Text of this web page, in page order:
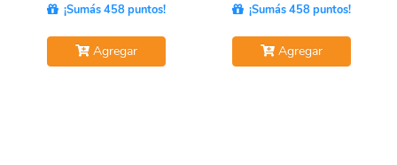
¡Sumás 458 puntos!
Agregar
¡Sumás 458 puntos!
Agregar